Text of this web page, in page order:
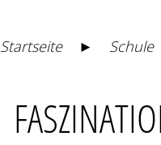
Startseite ► Schule